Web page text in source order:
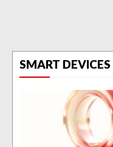
SMART DEVICES